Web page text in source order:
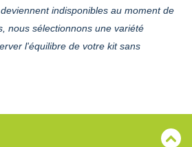
indisponibles au moment de
nous sélectionnons une variété
l'équilibre de votre kit sans